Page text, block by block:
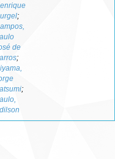
;
de
;
;